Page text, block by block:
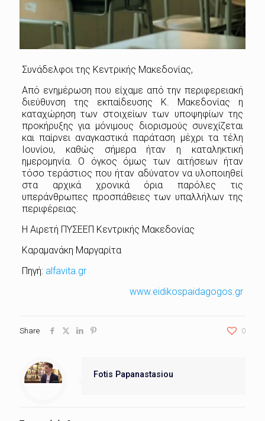
Συνάδελφοι της Κεντρικής Μακεδονίας,
Από ενημέρωση που είχαμε από την περιφερειακή
διεύθυνση της εκπαίδευσης Κ. Μακεδονίας η
καταχώρηση των στοιχείων των υποψηφίων της
προκήρυξης για μόνιμους διορισμούς συνεχίζεται
και παίρνει αναγκαστικά παράταση μέχρι τα τέλη
Ιουνίου, καθώς σήμερα ήταν η καταληκτική
ημερομηνία. Ο όγκος όμως των αιτήσεων ήταν
τόσο τεράστιος που ήταν αδύνατον να υλοποιηθεί
στα αρχικά χρονικά όρια παρόλες τις
υπεράνθρωπες προσπάθειες των υπαλλήλων της
περιφέρειας.
Η Αιρετή ΠΥΣΕΕΠ Κεντρικής Μακεδονίας
Καραμανάκη Μαργαρίτα
Πηγή: alfavita.gr
www.eidikospaidagogos.gr
Share 0
Fotis Papanastasiou